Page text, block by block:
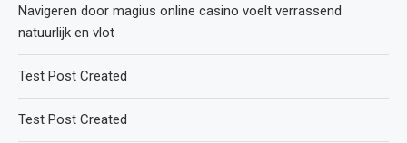
Navigeren door magius online casino voelt verrassend
natuurlijk en vlot
Test Post Created
Test Post Created